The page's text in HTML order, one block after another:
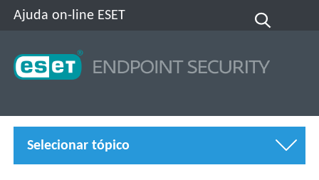
Ajuda on-line ESET
Selecionar tópico